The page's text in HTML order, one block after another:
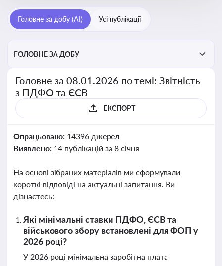
Головне за добу (AI) Усі публікації
ГОЛОВНЕ ЗА ДОБУ
Головне за 08.01.2026 по темі: Звітність
з ПДФО та ЄСВ
ЕКСПОРТ
Опрацьовано: 14396 джерел
Виявлено: 14 публікацій за 8 січня
На основі зібраних матеріалів ми сформували
короткі відповіді на актуальні запитання. Ви
дізнаєтесь:
Які мінімальні ставки ПДФО, ЄСВ та
військового збору встановлені для ФОП у
2026 році?
У 2026 році мінімальна заробітна плата